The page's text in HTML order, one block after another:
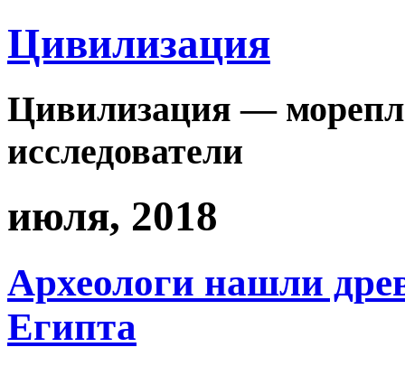
Цивилизация
Цивилизация —
исследователи
июля, 2018
Археологи нашли
Египта